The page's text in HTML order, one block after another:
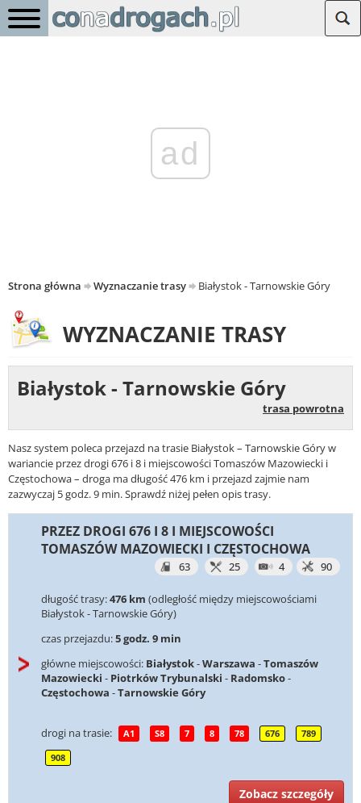
ad
Strona główna Wyznaczanie trasy Białystok - Tarnowskie Góry
WYZNACZANIE TRASY
Białystok - Tarnowskie Góry
trasa powrotna
Nasz system poleca przejazd na trasie Białystok – Tarnowskie Góry w
wariancie przez drogi 676 i 8 i miejscowości Tomaszów Mazowiecki i
Częstochowa – droga ma długość 476 km i przejazd zajmie nam
zazwyczaj 5 godz. 9 min. Sprawdź niżej pełen opis trasy.
PRZEZ DROGI 676 I 8 I MIEJSCOWOŚCI
TOMASZÓW MAZOWIECKI I CZĘSTOCHOWA
63 25 4 90
długość trasy:476 km (odległość między miejscowościami
Białystok - Tarnowskie Góry)
czas przejazdu:5 godz. 9 min
główne miejscowości: Białystok-Warszawa -Tomaszów
Mazowiecki - Piotrków Trybunalski - Radomsko-
Częstochowa -Tarnowskie Góry
drogi na trasie: A1 S8 7 8 78 676 789
908
Zobacz szczegóły